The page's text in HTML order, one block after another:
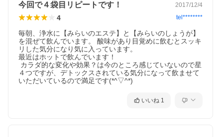
今回で４袋目リピートです！ 2017/12/4
4 tel********
毎朝、浄水に【みらいのエステ】と【みらいのしょうが】
を混ぜて飲んでいます。 酸味があり目覚めに飲むとスッキ
リした気分になり気に入っています。
最近はホットで飲んでいます！
４つですが、デトックスされている気分になって飲ませて
いただいているので満足です(*^▽^*)
いいね 1